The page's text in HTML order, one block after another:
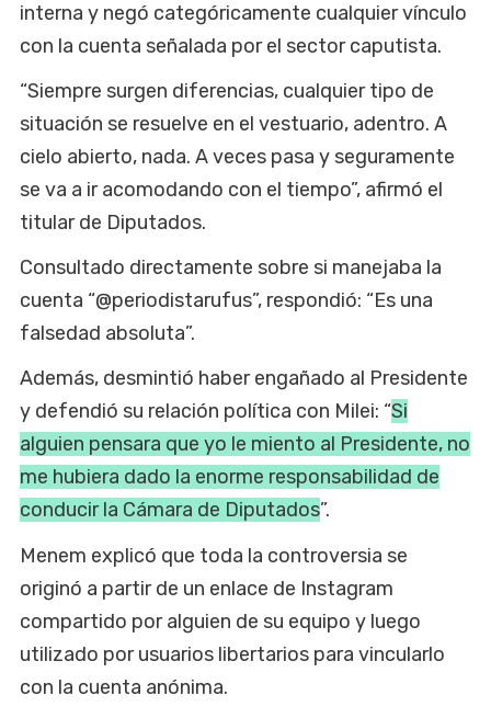
interna y negó categóricamente cualquier vínculo
con la cuenta señalada por el sector caputista.
“Siempre surgen diferencias, cualquier tipo de
situación se resuelve en el vestuario, adentro. A
cielo abierto, nada. A veces pasa y seguramente
se va a ir acomodando con el tiempo”, afirmó el
titular de Diputados.
Consultado directamente sobre si manejaba la
cuenta “@periodistarufus”, respondió: “Es una
falsedad absoluta”.
Además, desmintió haber engañado al Presidente
y defendió su relación política con Milei: “Si
alguien pensara que yo le miento al Presidente, no
me hubiera dado la enorme responsabilidad de
conducir la Cámara de Diputados”.
Menem explicó que toda la controversia se
originó a partir de un enlace de Instagram
compartido por alguien de su equipo y luego
utilizado por usuarios libertarios para vincularlo
con la cuenta anónima.